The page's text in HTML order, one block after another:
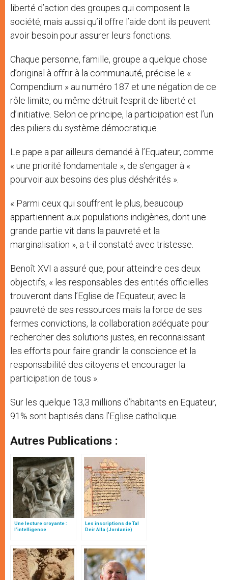
liberté d’action des groupes qui composent la
société, mais aussi qu’il offre l’aide dont ils peuvent
avoir besoin pour assurer leurs fonctions.
Chaque personne, famille, groupe a quelque chose
d’original à offrir à la communauté, précise le «
Compendium » au numéro 187 et une négation de ce
rôle limite, ou même détruit l’esprit de liberté et
d’initiative. Selon ce principe, la participation est l’un
des piliers du système démocratique.
Le pape a par ailleurs demandé à l’Equateur, comme
« une priorité fondamentale », de s’engager à «
pourvoir aux besoins des plus déshérités ».
« Parmi ceux qui souffrent le plus, beaucoup
appartiennent aux populations indigènes, dont une
grande partie vit dans la pauvreté et la
marginalisation », a-t-il constaté avec tristesse.
Benoît XVI a assuré que, pour atteindre ces deux
objectifs, « les responsables des entités officielles
trouveront dans l’Eglise de l’Equateur, avec la
pauvreté de ses ressources mais la force de ses
fermes convictions, la collaboration adéquate pour
rechercher des solutions justes, en reconnaissant
les efforts pour faire grandir la conscience et la
responsabilité des citoyens et encourager la
participation de tous ».
Sur les quelque 13,3 millions d’habitants en Equateur,
91% sont baptisés dans l’Eglise catholique.
Autres Publications :
Une lecture croyante :
l’intelligence
Les inscriptions de Tal
Deir Alla (Jordanie)